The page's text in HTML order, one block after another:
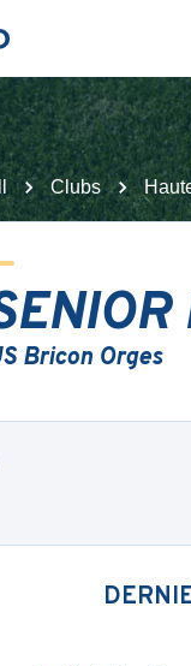
Clubs
Bricon Orges